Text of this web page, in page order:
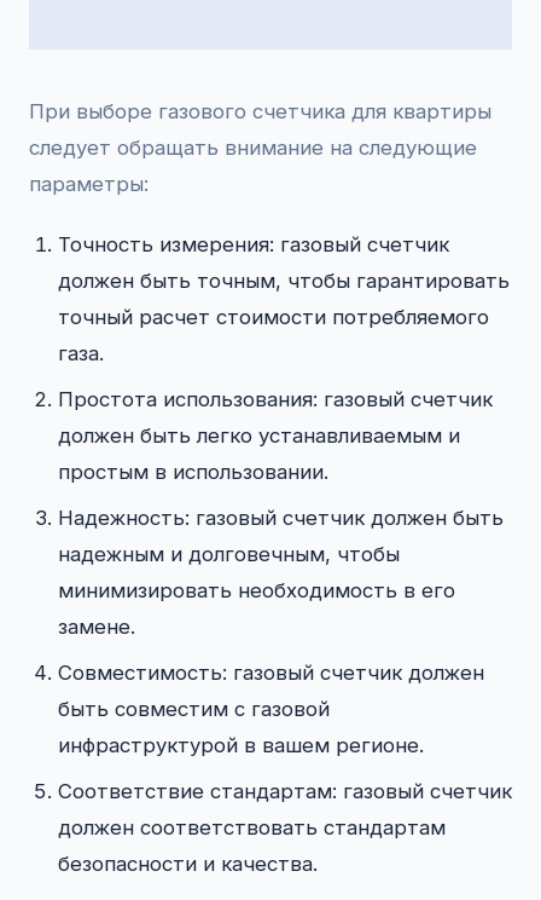
При выборе газового счетчика для квартиры
следует обращать внимание на следующие
параметры:
Точность измерения: газовый счетчик
должен быть точным, чтобы гарантировать
точный расчет стоимости потребляемого
газа.
Простота использования: газовый счетчик
должен быть легко устанавливаемым и
простым в использовании.
Надежность: газовый счетчик должен быть
надежным и долговечным, чтобы
минимизировать необходимость в его
замене.
Совместимость: газовый счетчик должен
быть совместим с газовой
инфраструктурой в вашем регионе.
Соответствие стандартам: газовый счетчик
должен соответствовать стандартам
безопасности и качества.